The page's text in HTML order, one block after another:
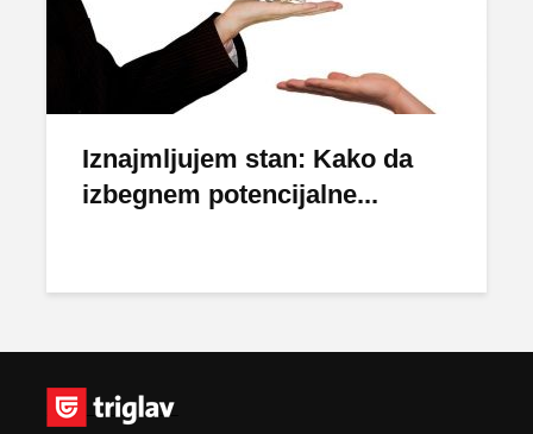
Iznajmljujem stan: Kako da
izbegnem potencijalne...